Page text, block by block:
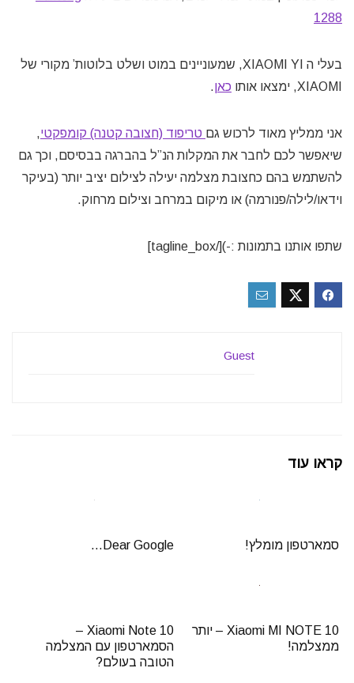
1288
בעלי ה XIAOMI YI, שמעוניינים במוט ושלט בלוטות’ מקורי של
XIAOMI, ימצאו אותו
כאן.
אני ממליץ מאוד לרכוש גם טריפוד (חצובה קטנה) קומפקטי,
שיאפשר לכם לחבר את המקלות הנ”ל בהברגה בבסיסם, וכך גם
להשתמש בהם כחצובת מצלמה יעילה לצילום יציב יותר (בעיקר
וידאו/לילה/פנורמה) או מיקום במרחב וצילום מרחוק.
שתפו אותנו בתמונות :-)[/tagline_box]
Guest
קראו עוד
סמארטפון מומלץ! Dear Google…
Xiaomi MI NOTE 10 – יותר
ממצלמה!
Xiaomi Note 10 –
הסמארטפון עם המצלמה
הטובה בעולם?